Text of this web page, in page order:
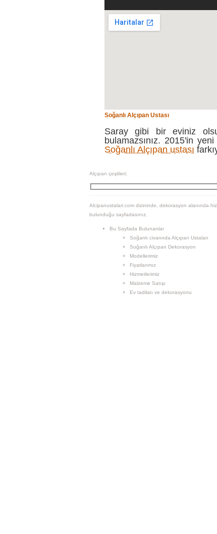
Soğanlı Alçıpan Ustası
Saray gibi bir eviniz
bulamazsınız. 2015'in
Soğanlı Alçıpan ustası
Alçıpan çeşitleri;
Alcipanustalari.com dizininde, dekorasyon alanında
bulunduğu sayfadasınız.
Bu Sayfada Bulunanlar
Soğanlı civarında Alçıpan Ustaları
Soğanlı Alçıpan Dekorasyon
Modellerimiz
Fiyatlarımız
Hizmetlerimiz
Malzeme Satışı
Ev tadilatı ve dekorasyonu